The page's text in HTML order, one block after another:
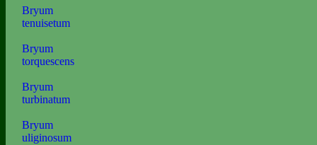
Bryum
tenuisetum
Bryum
torquescens
Bryum
turbinatum
Bryum
uliginosum